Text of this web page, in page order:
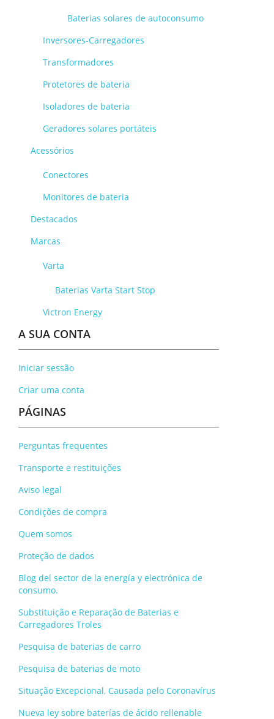
Baterias solares de autoconsumo
Inversores-Carregadores
Transformadores
Protetores de bateria
Isoladores de bateria
Geradores solares portáteis
Acessórios
Conectores
Monitores de bateria
Destacados
Marcas
Varta
Baterias Varta Start Stop
Victron Energy
A SUA CONTA
Iniciar sessão
Criar uma conta
PÁGINAS
Perguntas frequentes
Transporte e restituições
Aviso legal
Condições de compra
Quem somos
Proteção de dados
Blog del sector de la energía y electrónica de
consumo.
Substituição e Reparação de Baterias e
Carregadores Troles
Pesquisa de baterias de carro
Pesquisa de baterias de moto
Situação Excepcional, Causada pelo Coronavírus
Nueva ley sobre baterías de ácido rellenable